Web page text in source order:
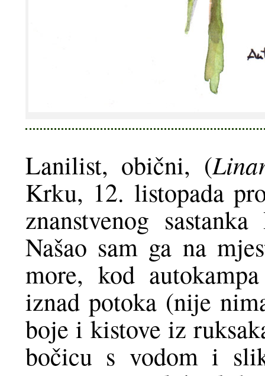
Lanilist, obični, (
Krku, 12. listopada
znanstvenog
Našao sam ga na
more, kod
iznad potoka (nije
boje i kistove iz
bočicu s vodom i